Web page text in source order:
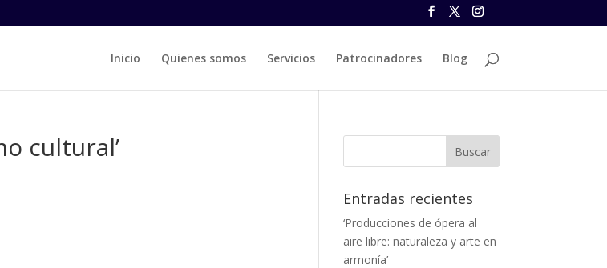
Inicio Quienes somos Servicios Patrocinadores Blog
cultural’
Entradas recientes
‘Producciones de ópera al
aire libre: naturaleza y arte en
armonía’